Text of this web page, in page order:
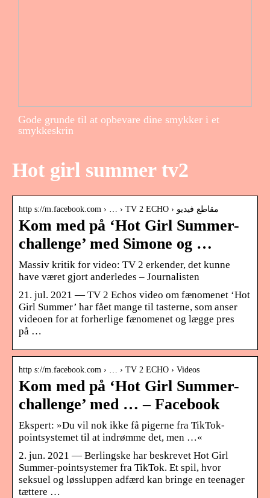
Gode grunde til at opbevare dine smykker i et
smykkeskrin
Hot girl summer tv2
http s://m.facebook.com › … › TV 2 ECHO › مقاطع فيديو
Kom med på ‘Hot Girl Summer-
challenge’ med Simone og …
Massiv kritik for video: TV 2 erkender, det kunne
have været gjort anderledes – Journalisten
21. jul. 2021 — TV 2 Echos video om fænomenet ‘Hot
Girl Summer’ har fået mange til tasterne, som anser
videoen for at forherlige fænomenet og lægge pres
på …
http s://m.facebook.com › … › TV 2 ECHO › Videos
Kom med på ‘Hot Girl Summer-
challenge’ med … – Facebook
Ekspert: »Du vil nok ikke få pigerne fra TikTok-
pointsystemet til at indrømme det, men …«
2. jun. 2021 — Berlingske har beskrevet Hot Girl
Summer-pointsystemer fra TikTok. Et spil, hvor
seksuel og løssluppen adfærd kan bringe en teenager
tættere …